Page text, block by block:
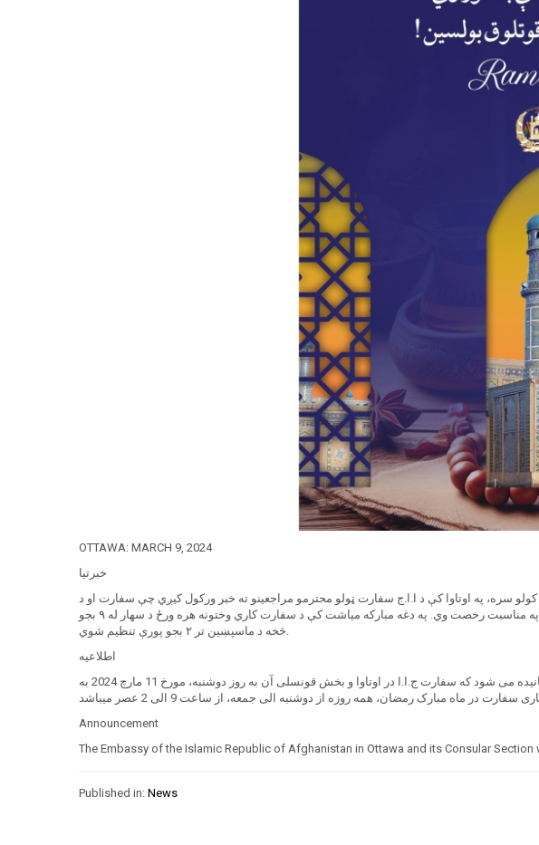
OTTAWA: MARCH 9, 2024
خبرتیا
کولو سره، په اوتاوا کې د ا.ا.ج سفارت ټولو محترمو مراجعینو ته خبر ورکول کیږي چې سفارت او د
قونسلي چارو څانګه به د دوشنبې په ورځ چې د 2024 د مارچ له 11 نېټې سره برابره ده د روژې مبارکې میاشتې د لومړۍ ورځې په مناسبت رخصت وي. په دغه مبارکه میاشت کې د سفارت کاري وختونه هره ورځ د سهار له ۹ بجو
څخه د ماسپښین تر ۲ بجو پورې تنظیم شوي.
اطلاعیه
با عرض تبریک به مناسبت فرا رسیدن ماه مبارک رمضان و با آرزوی قبولی طاعات و عبادات به اطلاع مراجعین محترم رسانیده می شود که سفارت ج.ا.ا در اوتاوا و بخش قونسلی آن به روز دوشنبه، مورخ 11 مارچ 2024 به
Announcement
The Embassy of the Islamic Republic of Afghanistan in Ottawa and its Consular
Published in: News